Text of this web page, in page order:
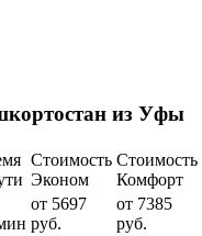
из Уфы
Стоимость
Эконом
Стоимость
Комфорт
от 5697
руб.
от 7385
руб.